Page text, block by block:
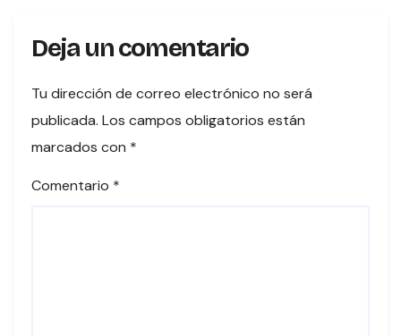
Deja un comentario
Tu dirección de correo electrónico no será
publicada. Los campos obligatorios están
marcados con *
Comentario *